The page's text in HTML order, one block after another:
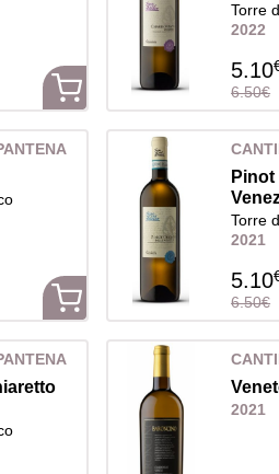
Torre
2022
5.10
6.50€
Torre
2021
5.10
6.50€
2021